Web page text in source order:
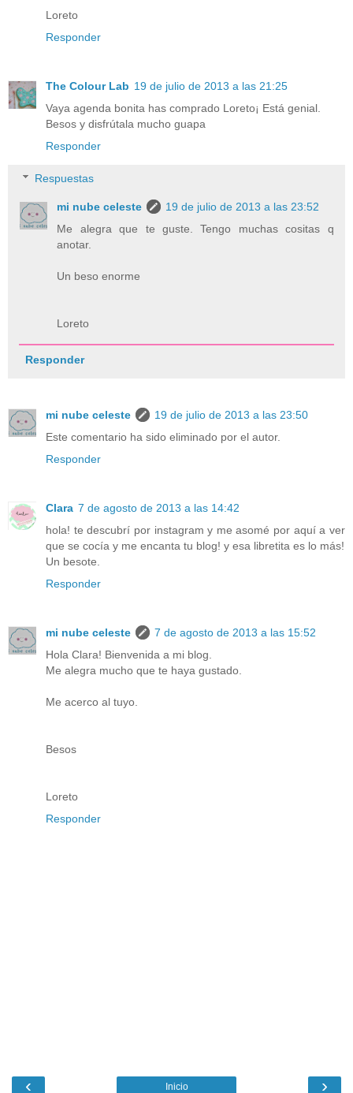
Loreto
Responder
The Colour Lab 19 de julio de 2013 a las 21:25
Vaya agenda bonita has comprado Loreto¡ Está genial.
Besos y disfrútala mucho guapa
Responder
Respuestas
mi nube celeste
19 de julio de 2013 a las 23:52
Me alegra que te guste. Tengo muchas cositas q
anotar.
Un beso enorme
Loreto
Responder
mi nube celeste
19 de julio de 2013 a las 23:50
Este comentario ha sido eliminado por el autor.
Responder
Clara 7 de agosto de 2013 a las 14:42
hola! te descubrí por instagram y me asomé por aquí a ver
que se cocía y me encanta tu blog! y esa libretita es lo más!
Un besote.
Responder
mi nube celeste
7 de agosto de 2013 a las 15:52
Hola Clara! Bienvenida a mi blog.
Me alegra mucho que te haya gustado.
Me acerco al tuyo.
Besos
Loreto
Responder
‹ ›
Inicio